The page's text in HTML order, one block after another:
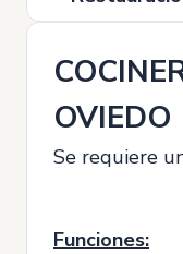
OVIEDO
Se requiere
Funciones: